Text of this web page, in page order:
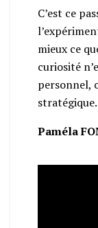
C’est ce
mieux ce
curiosité
personnel,
stratégique.
Paméla